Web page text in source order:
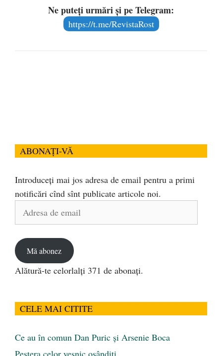
Ne puteți urmări și pe Telegram:
https://t.me/RevistaRost
ABONAȚI-VĂ
Introduceți mai jos adresa de email pentru a primi
notificări cînd sînt publicate articole noi.
Adresa
Mă abonez
Alătură-te celorlalți 371 de abonați.
CELE MAI CITITE
Ce au în comun Dan Puric şi Arsenie Boca